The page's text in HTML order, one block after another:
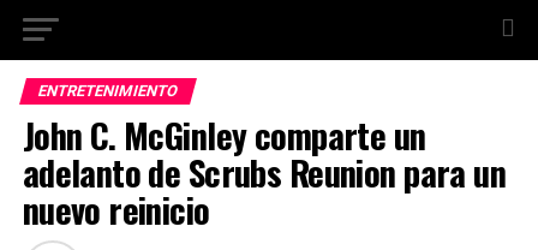
ENTRETENIMIENTO
John C. McGinley comparte un
adelanto de Scrubs Reunion para un
nuevo reinicio